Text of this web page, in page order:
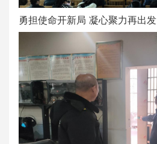
勇担使命开新局 凝心聚力再出发